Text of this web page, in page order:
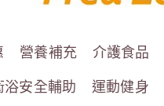
營養補充 介護食品
浴安全輔助 運動健身